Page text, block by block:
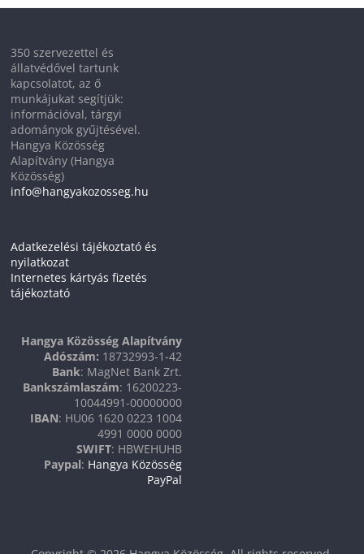
350 szervezettel és
állatvédővel tartunk
kapcsolatot, az ő
munkájukat segítjük:
információval, tárgyi
adományok gyűjtésével.
Hangya Közösség
Alapítvány (Hangya
Közösség)
info@hangyakozosseg.hu
Adatkezelési tájékoztató és
nyilatkozat
Internetes kártyás fizetés
tájékoztató
Hangya Közösség Alapítvány
Adószám: 18732993-1-42
Bank: MagNet Bank Zrt.
Bankszámlaszám: 16200223-
10044991-00000000
IBAN: HU06 1620 0223 1004
4991 0000 0000
SWIFT: HBWEHUHB
Paypal: Hangya Közösség
PayPal